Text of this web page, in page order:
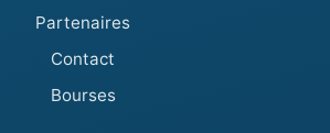
Partenaires
Contact
Bourses